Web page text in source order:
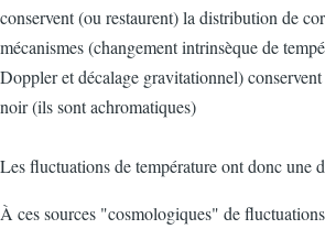
conservent (ou restaurent) la distribution de
mécanismes (changement intrinsèque de
Doppler et décalage gravitationnel)
noir (ils sont achromatiques)
Les fluctuations de température ont donc une
À ces sources "cosmologiques" de